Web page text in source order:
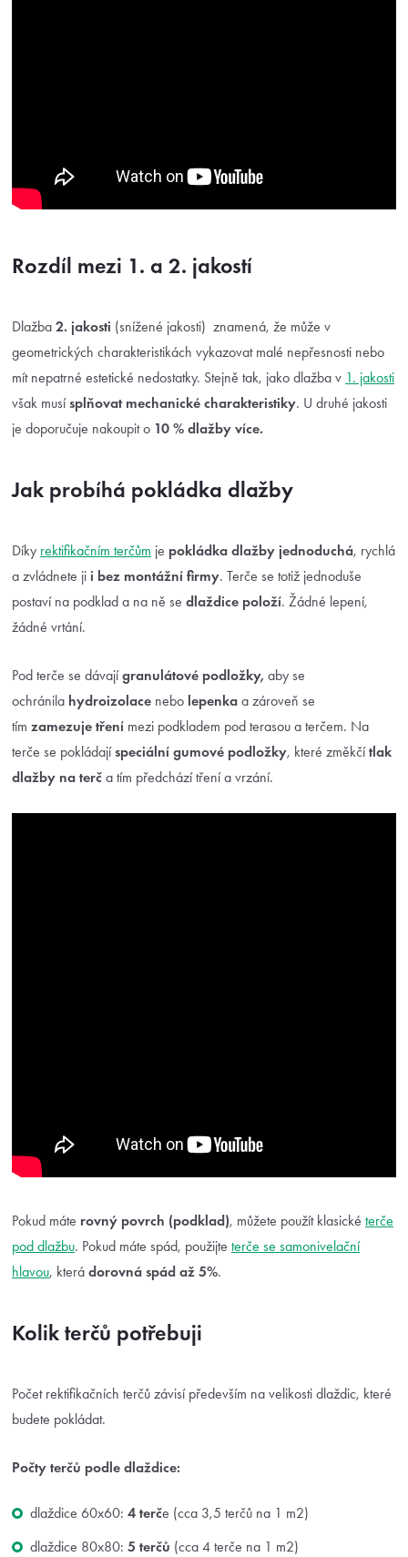
Rozdíl mezi 1. a 2. jakostí
Dlažba 2. jakosti (snížené jakosti) znamená, že může v
geometrických charakteristikách vykazovat malé nepřesnosti nebo
mít nepatrné estetické nedostatky. Stejně tak, jako dlažba v 1. jakosti
však musísplňovat mechanické charakteristiky. U druhé jakosti
je doporučuje nakoupit o 10 % dlažby více.
Jak probíhá pokládka dlažby
Díky rektifikačním terčům je pokládka dlažby jednoduchá, rychlá
a zvládnete ji i bez montážní firmy. Terče se totiž jednoduše
postaví na podklad a na ně se dlaždice položí. Žádné lepení,
žádné vrtání.
Pod terče se dávajígranulátové podložky, aby se
ochránila hydroizolace nebo lepenka a zároveň se
tím zamezuje tření mezi podkladem pod terasou a terčem. Na
terče se pokládajíspeciální gumové podložky, které změkčítlak
dlažby na terč a tím předchází tření a vrzání.
Pokud máte rovný povrch (podklad), můžete použít klasické terče
pod dlažbu. Pokud máte spád, použijte terče se samonivelační
hlavou, která dorovná spád až 5%.
Kolik terčů potřebuji
Počet rektifikačních terčů závisí především na velikosti dlaždic, které
budete pokládat.
Počty terčů podle dlaždice:
dlaždice 60x60: 4 terče (cca 3,5 terčů na 1 m2)
dlaždice 80x80: 5 terčů (cca 4 terče na 1 m2)